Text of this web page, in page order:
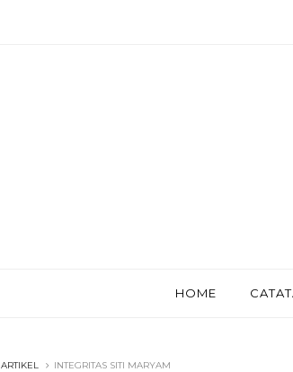
HOME
ARTIKEL INTEGRITAS SITI MARYAM